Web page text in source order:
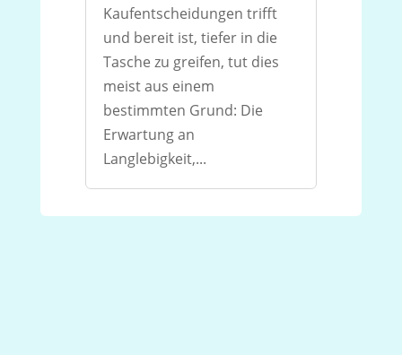
Kaufentscheidungen trifft
und bereit ist, tiefer in die
Tasche zu greifen, tut dies
meist aus einem
bestimmten Grund: Die
Erwartung an
Langlebigkeit,...